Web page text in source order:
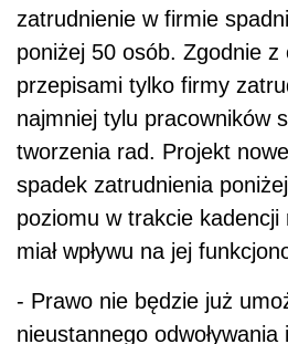
zatrudnienie w firmie
poniżej 50 osób. Zgodnie z
przepisami tylko firmy
najmniej tylu pracowników
tworzenia rad. Projekt
spadek zatrudnienia
poziomu w trakcie kadencji
miał wpływu na jej
- Prawo nie będzie już
nieustannego odwoływania